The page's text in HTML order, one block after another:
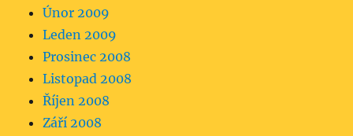
Únor 2009
Leden 2009
Prosinec 2008
Listopad 2008
Říjen 2008
Září 2008